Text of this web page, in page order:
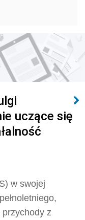
uczące się
w swojej
przychody z